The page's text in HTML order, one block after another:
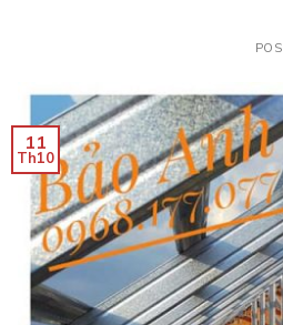
11
Th10